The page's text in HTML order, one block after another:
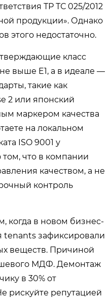
ТР ТС 025/2012
продукции». Однако
этого недостаточно.
класс
выше E1, а в идеале —
такие как
2 или японский
маркером качества
на локальном
ISO 9001 у
том, что в компании
качеством, а не
контроль
когда в новом бизнес-
tenants зафиксировали
веществ. Причиной
МДФ. Демонтаж
в 30% от
рискуйте репутацией